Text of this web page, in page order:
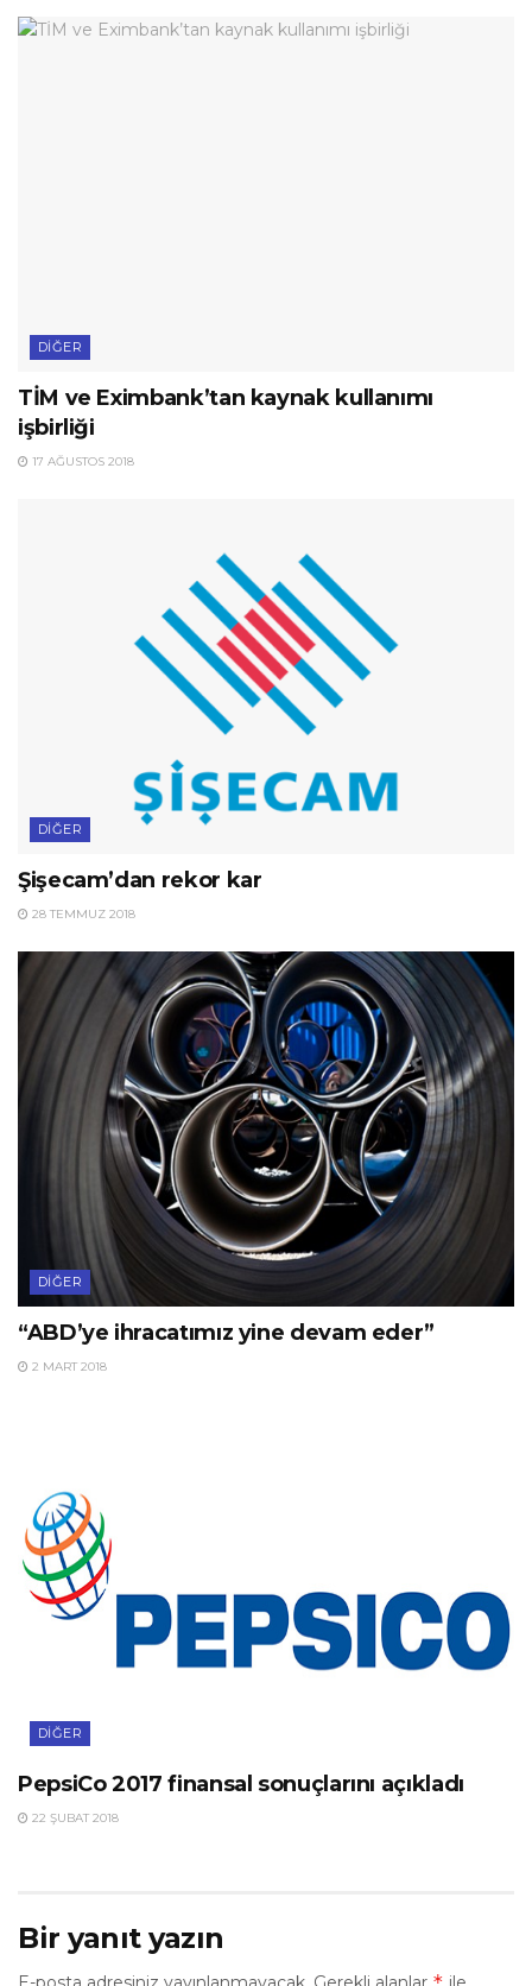
DIĞER
TİM ve Eximbank’tan kaynak kullanımı
işbirliği
17 AĞUSTOS 2018
DIĞER
Şişecam’dan rekor kar
28 TEMMUZ 2018
DIĞER
“ABD’ye ihracatımız yine devam eder”
2 MART 2018
DIĞER
PepsiCo 2017 finansal sonuçlarını açıkladı
22 ŞUBAT 2018
Bir yanıt yazın